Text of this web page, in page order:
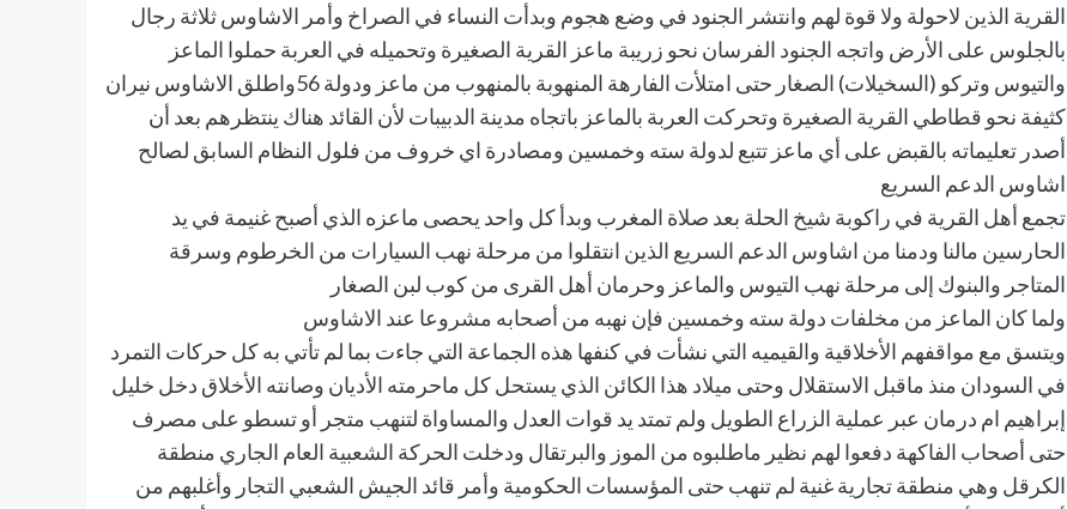
القرية الذين لاحولة ولا قوة لهم وانتشر الجنود في وضع هجوم وبدأت النساء في الصراخ وأمر الاشاوس ثلاثة رجال
بالجلوس على الأرض واتجه الجنود الفرسان نحو زريبة ماعز القرية الصغيرة وتحميله في العربة حملوا الماعز
والتيوس وتركو (السخيلات) الصغار حتى امتلأت الفارهة المنهوبة بالمنهوب من ماعز ودولة 56واطلق الاشاوس نيران
كثيفة نحو قطاطي القرية الصغيرة وتحركت العربة بالماعز باتجاه مدينة الدبيبات لأن القائد هناك ينتظرهم بعد أن
أصدر تعليماته بالقبض على أي ماعز تتبع لدولة سته وخمسين ومصادرة اي خروف من فلول النظام السابق لصالح
اشاوس الدعم السريع
تجمع أهل القرية في راكوبة شيخ الحلة بعد صلاة المغرب وبدأ كل واحد يحصى ماعزه الذي أصبح غنيمة في يد
الحارسين مالنا ودمنا من اشاوس الدعم السريع الذين انتقلوا من مرحلة نهب السيارات من الخرطوم وسرقة
المتاجر والبنوك إلى مرحلة نهب التيوس والماعز وحرمان أهل القرى من كوب لبن الصغار
ولما كان الماعز من مخلفات دولة سته وخمسين فإن نهبه من أصحابه مشروعا عند الاشاوس
ويتسق مع مواقفهم الأخلاقية والقيميه التي نشأت في كنفها هذه الجماعة التي جاءت بما لم تأتي به كل حركات التمرد
في السودان منذ ماقبل الاستقلال وحتى ميلاد هذا الكائن الذي يستحل كل ماحرمته الأديان وصانته الأخلاق دخل خليل
إبراهيم ام درمان عبر عملية الزراع الطويل ولم تمتد يد قوات العدل والمساواة لتنهب متجر أو تسطو على مصرف
حتى أصحاب الفاكهة دفعوا لهم نظير ماطلبوه من الموز والبرتقال ودخلت الحركة الشعبية العام الجاري منطقة
الكرقل وهي منطقة تجارية غنية لم تنهب حتى المؤسسات الحكومية وأمر قائد الجيش الشعبي التجار وأغلبهم من